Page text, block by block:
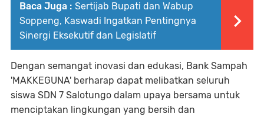
Baca Juga : Sertijab Bupati dan Wabup
Soppeng, Kaswadi Ingatkan Pentingnya
Sinergi Eksekutif dan Legislatif
Dengan semangat inovasi dan edukasi, Bank Sampah
'MAKKEGUNA' berharap dapat melibatkan seluruh
siswa SDN 7 Salotungo dalam upaya bersama untuk
menciptakan lingkungan yang bersih dan